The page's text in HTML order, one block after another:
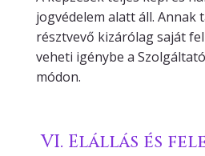
jogvédelem alatt áll. Annak
résztvevő kizárólag saját
veheti igénybe a
módon.
VI. Elállás és